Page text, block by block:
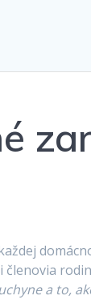
členovia
a to,